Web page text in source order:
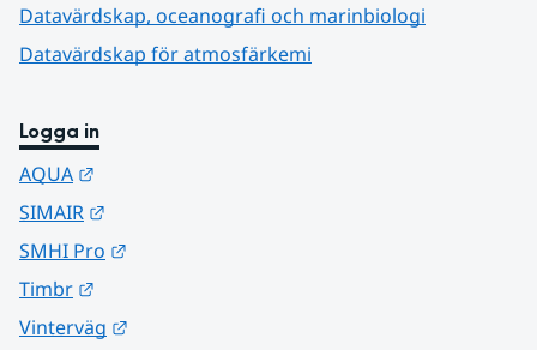
Datavärdskap, oceanografi och marinbiologi
Datavärdskap för atmosfärkemi
Logga in
AQUA
SIMAIR
SMHI Pro
Timbr
Vinterväg